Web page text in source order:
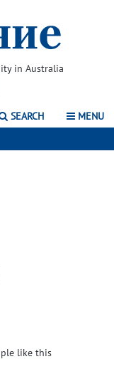
in Australia
SEARCH MENU
like this